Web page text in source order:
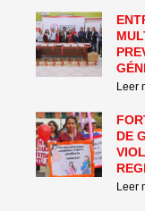
Leer
DE
Leer